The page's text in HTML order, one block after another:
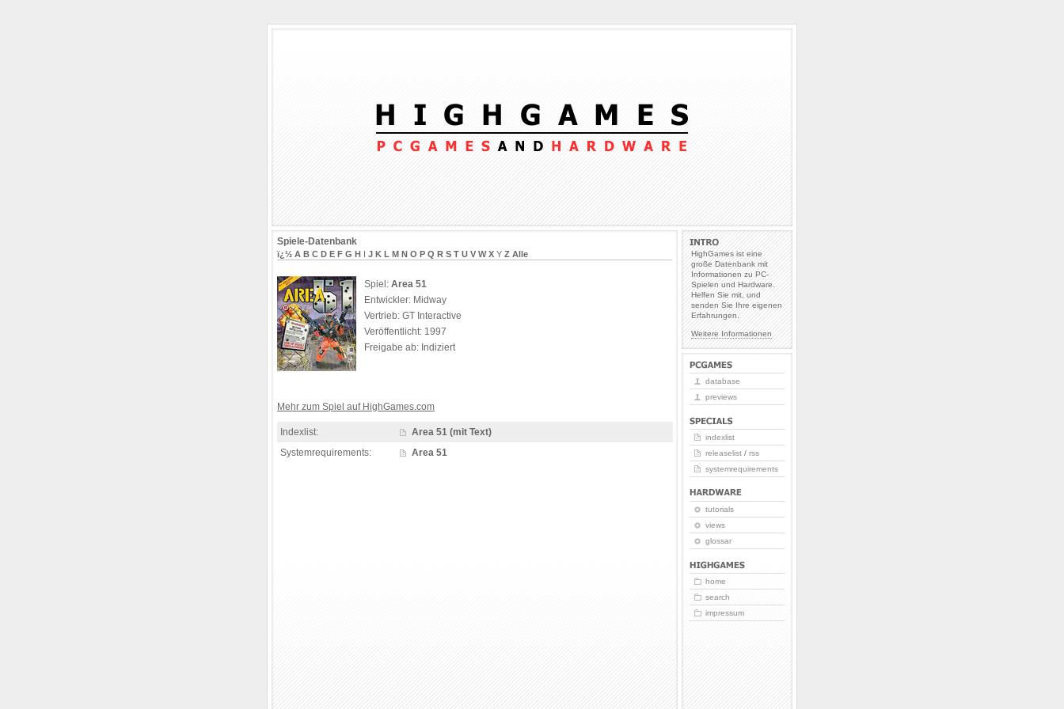
HighGames ist eine
große Datenbank mit
Informationen zu PC-
Spielen und Hardware.
Helfen Sie mit, und
senden Sie Ihre eigenen
Erfahrungen.
Weitere Informationen
Spiele-Datenbank
ï¿½ A B C D E F G H I J K L M N O P Q R S T U V W X Y Z Alle
Spiel: Area 51
Entwickler: Midway
Vertrieb: GT Interactive
Veröffentlicht: 1997
Freigabe ab: Indiziert
Mehr zum Spiel auf HighGames.com
Indexlist:
Area 51 (mit Text)
Systemrequirements:
Area 51
database
previews
indexlist
releaselist / rss
systemrequirements
tutorials
views
glossar
home
search
impressum